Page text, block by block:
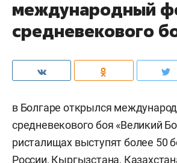
международный
средневекового
в Болгаре открылся
средневекового боя «Великий
ристалищах выступят более 50
России, Кыргызстана,